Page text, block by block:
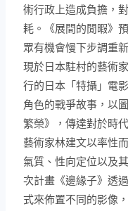
術行政上造成負擔，
耗。
《展間的閒暇》
眾有機會慢下步調重
現於日本駐村的藝術
行的日本「特攝」電
角色的戰爭故事，以
繁榮》，傳達對於時
藝術家林建文以率性
氣質、性向定位以及
次計畫《邊緣子》透
式來佈置不同的影像